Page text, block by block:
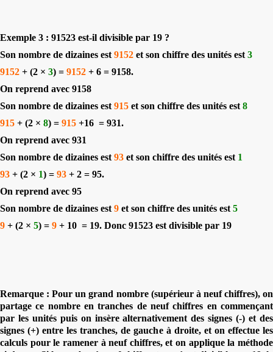
Exemple 3 : 91523 est-il divisible par 19 ?
Son nombre de dizaines est 9152 et son chiffre des unités est 3
9152 + (2 × 3) = 9152 + 6 = 9158.
On reprend avec 9158
Son nombre de dizaines est 915 et son chiffre des unités est 8
915 + (2 × 8) = 915 +16 = 931.
On reprend avec 931
Son nombre de dizaines est 93 et son chiffre des unités est 1
93 + (2 × 1) = 93 + 2 = 95.
On reprend avec 95
Son nombre de dizaines est 9 et son chiffre des unités est 5
9 + (2 × 5) = 9 + 10 = 19. Donc 91523 est divisible par 19
Remarque : Pour un grand nombre (supérieur à neuf chiffres),on
partage ce nombre en tranches de neuf chiffres en commençant
par les unités puis on insère alternativement des signes (-) et des
signes (+) entre les tranches, de gauche à droite, et on effectue les
calculs pour le ramener à neuf chiffres, et on applique la méthode